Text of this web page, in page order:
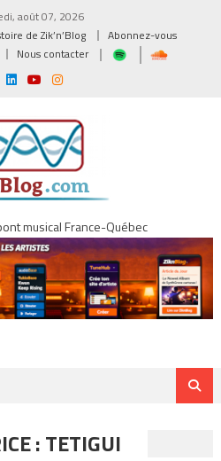
août 07, 2026
de Zik’n’Blog
Abonnez-vous
Nous contacter
musical France-Québec
:TETIGUI